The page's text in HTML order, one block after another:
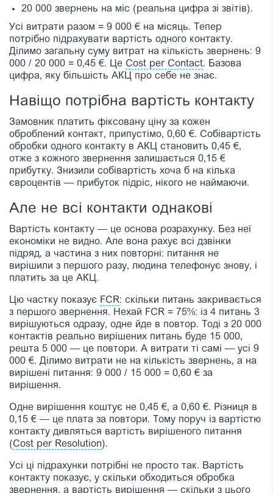
20 000 звернень на міс (реальна цифра зі звітів).
Усі витрати разом = 9 000 € на місяць. Тепер
потрібно підрахувати вартість одного контакту.
Ділимо загальну суму витрат на кількість звернень: 9
000 / 20 000 = 0,45 €. Це Cost per Contact. Базова
цифра, яку більшість АКЦ про себе не знає.
Навіщо потрібна вартість контакту
Замовник платить фіксовану ціну за кожен
оброблений контакт, припустімо, 0,60 €. Собівартість
обробки одного контакту в АКЦ становить 0,45 €,
отже з кожного звернення залишається 0,15 €
прибутку. Знизили собівартість хоча б на кілька
євроцентів — прибуток підріс, нікого не наймаючи.
Але не всі контакти однакові
Вартість контакту — це основа розрахунку. Без неї
економіки не видно. Але вона рахує всі дзвінки
підряд, а частина з них повторні: питання не
вирішили з першого разу, людина телефонує знову, і
платить за це АКЦ.
Цю частку показує FCR: скільки питань закривається
з першого звернення. Нехай FCR = 75%: із 4 питань 3
вирішуються одразу, одне йде в повтор. Тоді з 20 000
контактів реально вирішених питань буде 15 000,
решта 5 000 — це повтори. А витрати ті самі — усі 9
000 €. Ділимо витрати не на кількість звернень, а на
вирішені питання: 9 000 / 15 000 = 0,60 € за
вирішення.
Одне вирішення коштує не 0,45 €, а 0,60 €. Різниця в
0,15 € — це плата за повтори. Тому поруч із вартістю
контакту дивляться вартість вирішеного питання
(Cost per Resolution).
Усі ці підрахунки потрібні не просто так. Вартість
контакту показує, у скільки обходиться обробка
звернення, а вартість вирішення — скільки з цього